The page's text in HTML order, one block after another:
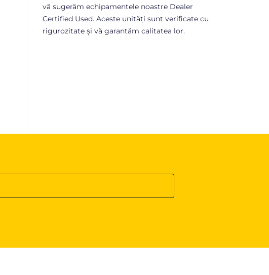
vă sugerăm echipamentele noastre Dealer
Certified Used. Aceste unități sunt verificate cu
rigurozitate și vă garantăm calitatea lor.